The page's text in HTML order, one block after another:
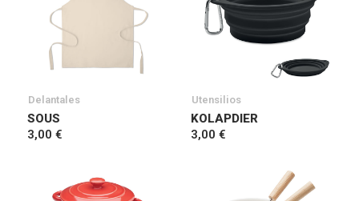
Delantales
SOUS
3,00 €
Utensilios
KOLAPDIER
3,00 €